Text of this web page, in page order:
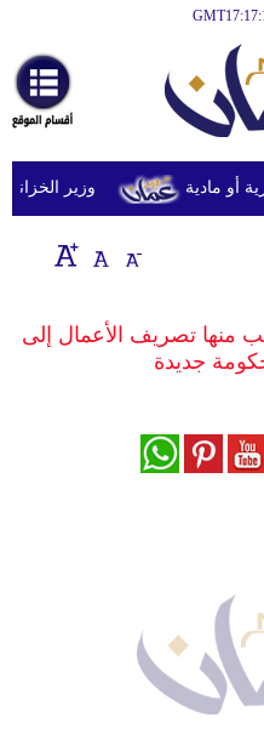
أخبارعاجلة
رياضة
ثقافة
إقتصاد
وموسيقى
وزير الخزانة
منها تصريف الأعمال إلى
جديدة